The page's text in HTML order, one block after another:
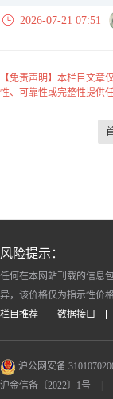
2026-07-21 07:51
【免责声明】本栏目文
性、可靠性或完整性提供
风险提示：
任何在本网站刊载的信息
异，该价格仅为指示性价
栏目推荐
数据接口
沪公网安备
沪金信备〔2022〕1号